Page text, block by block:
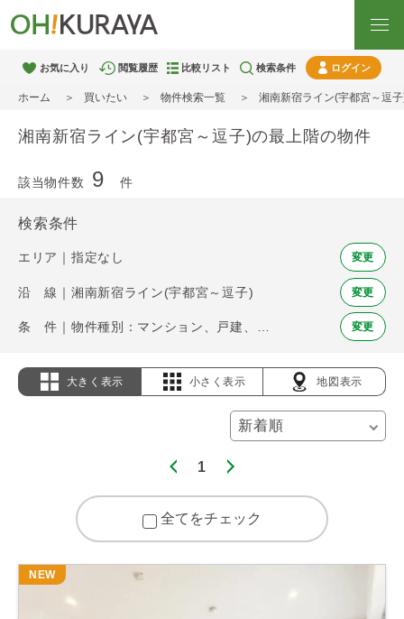
お気に入り 閲覧履歴 比較リスト 検索条件 ログイン
ホーム 買いたい 物件検索一覧 湘南新宿ライン(宇都宮～逗
湘南新宿ライン(宇都宮～逗子)の最上階の物件
該当物件数 9 件
検索条件
エリア｜指定なし 変更
沿 線｜湘南新宿ライン(宇都宮～逗子) 変更
変更
大きく表示 小さく表示 地図表示
1
全てをチェック
NEW